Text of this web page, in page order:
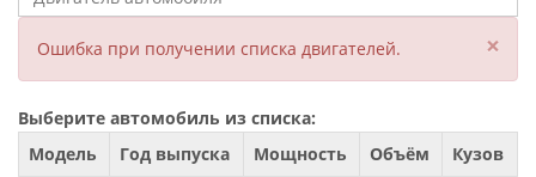
Ошибка при получении списка двигателей. ×
Выберите автомобиль из списка:
Модель
Год выпуска Мощность Объём Кузов